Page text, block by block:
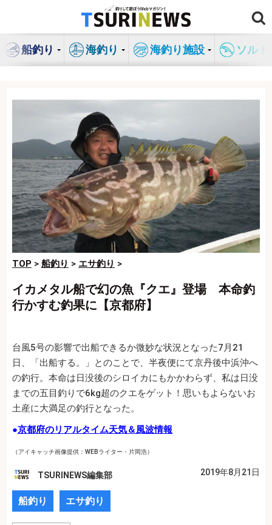
ン
船釣り 海釣り 海釣り施設 ソル
TOP > 船釣り > エサ釣り >
イカメタル船で幻の魚『クエ』登場 本命釣
行かすむ釣果に【京都府】
台風5号の影響で出船できるか微妙な状況となった7月21
日、「出船する。」とのことで、半夜便にて京丹後中浜沖へ
の釣行。本命は日没後のシロイカにもかかわらず、私は日没
までの五目釣りで6kg超のクエをゲット！思いもよらないお
土産に大満足の釣行となった。
●京都府のリアルタイム天気＆風波情報
（アイキャッチ画像提供：WEBライター・片岡浩）
TSURINEWS編集部 2019年8月21日
船釣り エサ釣り